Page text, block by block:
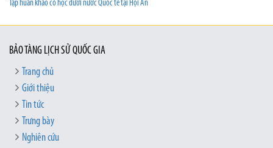
Tập huấn khảo cổ học dưới nước Quốc tế tại Hội An
BẢO TÀNG LỊCH SỬ QUỐC GIA
Trang chủ
Giới thiệu
Tin tức
Trưng bày
Nghiên cứu